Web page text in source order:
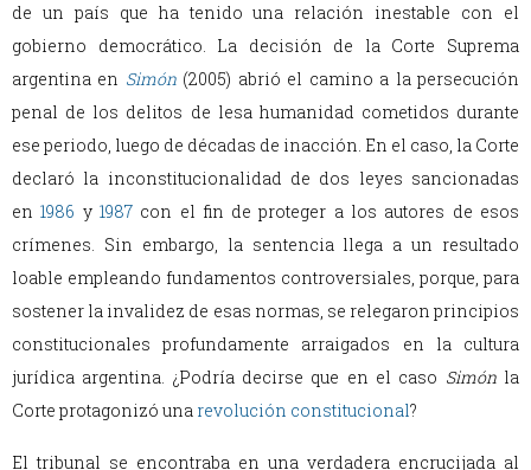
de un país que ha tenido una relación inestable con el
gobierno democrático. La decisión de la Corte Suprema
argentina en Simón (2005) abrió el camino a la persecución
penal de los delitos de lesa humanidad cometidos durante
ese periodo, luego de décadas de inacción. En el caso, la Corte
declaró la inconstitucionalidad de dos leyes sancionadas
en 1986 y 1987 con el fin de proteger a los autores de esos
crímenes. Sin embargo, la sentencia llega a un resultado
loable empleando fundamentos controversiales, porque, para
sostener la invalidez de esas normas, se relegaron principios
constitucionales profundamente arraigados en la cultura
jurídica argentina. ¿Podría decirse que en el caso Simónla
Corte protagonizó una revolución constitucional?
El tribunal se encontraba en una verdadera encrucijada al